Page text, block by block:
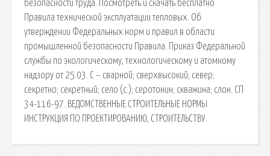
безопасности труда. Посмотреть и скачать бесплатно
Правила технической эксплуатации тепловых. Об
утверждении Федеральных норм и правил в области
промышленной безопасности Правила. Приказ Федеральной
службы по экологическому, технологическому и атомному
надзору от 25.03. С – сварной; сверхвысокий; север;
секретно; секретный; село (с.); серотонин; скважина; слон. СП
34-116-97. ВЕДОМСТВЕННЫЕ СТРОИТЕЛЬНЫЕ НОРМЫ
ИНСТРУКЦИЯ ПО ПРОЕКТИРОВАНИЮ, СТРОИТЕЛЬСТВУ.